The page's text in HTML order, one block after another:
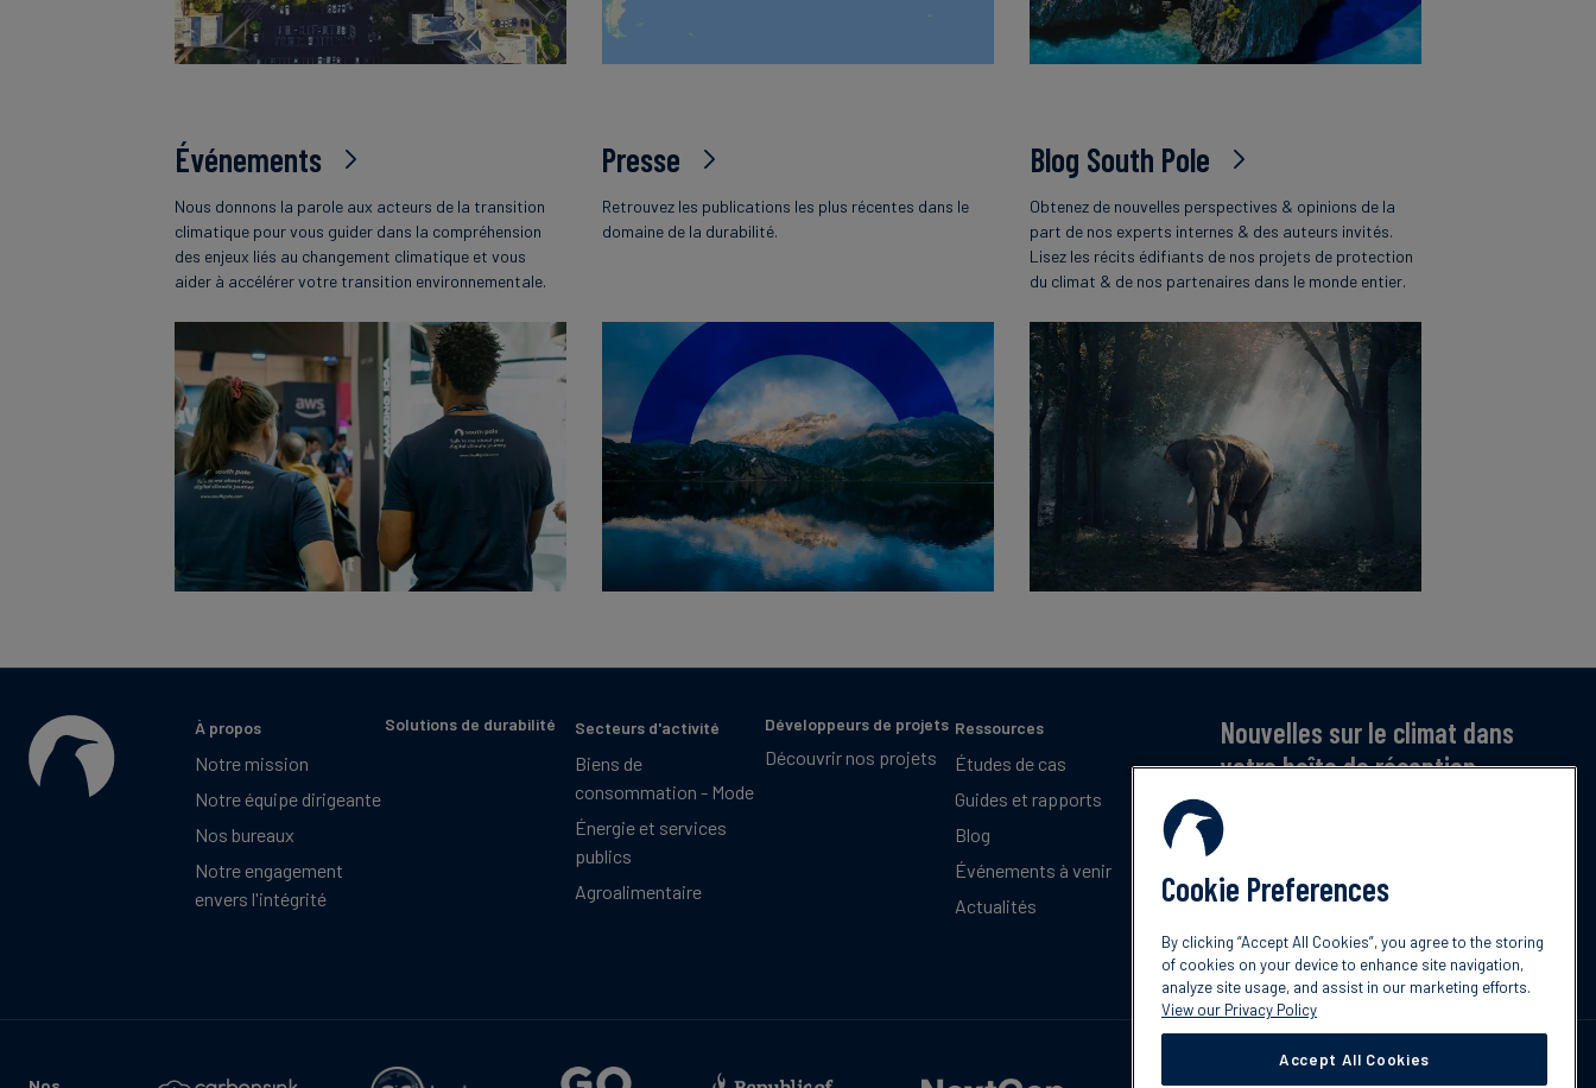
Événements
Nous donnons la parole aux acteurs de la transition
climatique pour vous guider dans la compréhension
des enjeux liés au changement climatique et vous
aider à accélérer votre transition environnementale.
Presse
Retrouvez les publications les plus récentes dans le
domaine de la durabilité.
Blog South Pole
Obtenez de nouvelles perspectives & opinions de la
part de nos experts internes & des auteurs invités.
Lisez les récits édifiants de nos projets de protection
du climat & de nos partenaires dans le monde entier.
À propos
Notre mission
Notre équipe dirigeante
Nos bureaux
Notre engagement
envers l'intégrité
Solutions de durabilité Secteurs d'activité
Biens de
consommation - Mode
Énergie et services
publics
Agroalimentaire
Développeurs de projets
Découvrir nos projets
Ressources
Études de cas
Guides et rapports
Blog
Événements à venir
Actualités
Nouvelles sur le climat dans
votre boîte de réception
Inscrivez-vous pour recevoir notre bulletin
mensuel gratuit sur les dernières tendances,
Abonnez-vous
Cookie Preferences
By clicking “Accept All Cookies”, you agree to the storing
of cookies on your device to enhance site navigation,
analyze site usage, and assist in our marketing efforts.
View our Privacy Policy
Accept All Cookies